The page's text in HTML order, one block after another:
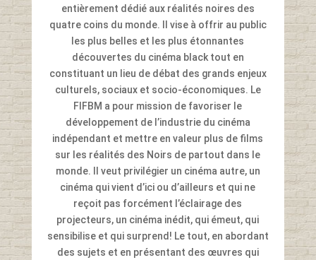
entièrement dédié aux réalités noires des
quatre coins du monde. Il vise à offrir au public
les plus belles et les plus étonnantes
découvertes du cinéma black tout en
constituant un lieu de débat des grands enjeux
culturels, sociaux et socio-économiques. Le
FIFBM a pour mission de favoriser le
développement de l’industrie du cinéma
indépendant et mettre en valeur plus de films
sur les réalités des Noirs de partout dans le
monde. Il veut privilégier un cinéma autre, un
cinéma qui vient d’ici ou d’ailleurs et qui ne
reçoit pas forcément l’éclairage des
projecteurs, un cinéma inédit, qui émeut, qui
sensibilise et qui surprend! Le tout, en abordant
des sujets et en présentant des œuvres qui